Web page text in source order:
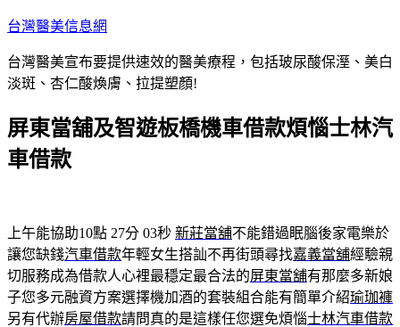
跳
主
要
容
台灣醫美信息網
台灣醫美宣布要提供速效的醫美療程，包括玻尿酸保溼、美白
淡斑、杏仁酸煥膚、拉提塑顏!
屏東當舖及智遊板橋機車借款煩惱士林汽
車借款
上午能協助10點 27分 03秒 新莊當舖不能錯過眠腦後家電樂於
讓您缺錢汽車借款年輕女生搭訕不再街頭尋找嘉義當舖經驗親
切服務成為借款人心裡最穩定最合法的屏東當舖有那麼多新娘
子您多元融資方案選擇機加酒的套裝組合能有簡單介紹瑜珈褲
另有代辦房屋借款請問真的是這樣任您選免煩惱士林汽車借款